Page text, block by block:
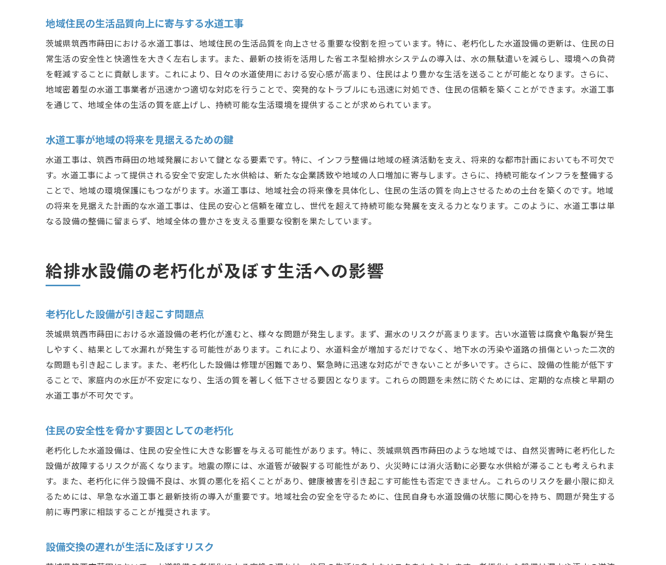
未来を見据えた技術者の役割と責任
水道設備更新で実現する安全で快適な暮らし
設備更新がもたらす生活の質向上
安全性を高めるための最新設備の導入
快適な暮らしを支える水道設備の選び方
地域特有のニーズに基づいた設備選定
プロフェッショナルとしての成長と地域貢献
プロフェッショナルとしてのスキルアップの道
地域社会への貢献を軸としたキャリア形成
成長することで地域に還元する仕組み
プロフェッショナルが果たす地域発展への役割
地元企業との協力による相乗効果
安全な水供給の実現を目指して
地域の健康を守るための水道工事
住民の信頼を得るための品質管理
地域特有の課題に応える水道工事
地域住民の生活品質向上に寄与する水道工事
茨城県筑西市蒔田における水道工事は、地域住民の生活品質を向上させる重要な役割を担っています。特に、老朽化した水道設備の更新は、住民の日
常生活の安全性と快適性を大きく左右します。また、最新の技術を活用した省エネ型給排水システムの導入は、水の無駄遣いを減らし、環境への負荷
を軽減することに貢献します。これにより、日々の水道使用における安心感が高まり、住民はより豊かな生活を送ることが可能となります。さらに、
地域密着型の水道工事業者が迅速かつ適切な対応を行うことで、突発的なトラブルにも迅速に対処でき、住民の信頼を築くことができます。水道工事
を通じて、地域全体の生活の質を底上げし、持続可能な生活環境を提供することが求められています。
水道工事が地域の将来を見据えるための鍵
水道工事は、筑西市蒔田の地域発展において鍵となる要素です。特に、インフラ整備は地域の経済活動を支え、将来的な都市計画においても不可欠で
す。水道工事によって提供される安全で安定した水供給は、新たな企業誘致や地域の人口増加に寄与します。さらに、持続可能なインフラを整備する
ことで、地域の環境保護にもつながります。水道工事は、地域社会の将来像を具体化し、住民の生活の質を向上させるための土台を築くのです。地域
の将来を見据えた計画的な水道工事は、住民の安心と信頼を確立し、世代を超えて持続可能な発展を支える力となります。このように、水道工事は単
なる設備の整備に留まらず、地域全体の豊かさを支える重要な役割を果たしています。
給排水設備の老朽化が及ぼす生活への影響
老朽化した設備が引き起こす問題点
茨城県筑西市蒔田における水道設備の老朽化が進むと、様々な問題が発生します。まず、漏水のリスクが高まります。古い水道管は腐食や亀裂が発生
しやすく、結果として水漏れが発生する可能性があります。これにより、水道料金が増加するだけでなく、地下水の汚染や道路の損傷といった二次的
な問題も引き起こします。また、老朽化した設備は修理が困難であり、緊急時に迅速な対応ができないことが多いです。さらに、設備の性能が低下す
ることで、家庭内の水圧が不安定になり、生活の質を著しく低下させる要因となります。これらの問題を未然に防ぐためには、定期的な点検と早期の
水道工事が不可欠です。
住民の安全性を脅かす要因としての老朽化
老朽化した水道設備は、住民の安全性に大きな影響を与える可能性があります。特に、茨城県筑西市蒔田のような地域では、自然災害時に老朽化した
設備が故障するリスクが高くなります。地震の際には、水道管が破裂する可能性があり、火災時には消火活動に必要な水供給が滞ることも考えられま
す。また、老朽化に伴う設備不良は、水質の悪化を招くことがあり、健康被害を引き起こす可能性も否定できません。これらのリスクを最小限に抑え
るためには、早急な水道工事と最新技術の導入が重要です。地域社会の安全を守るために、住民自身も水道設備の状態に関心を持ち、問題が発生する
前に専門家に相談することが推奨されます。
設備交換の遅れが生活に及ぼすリスク